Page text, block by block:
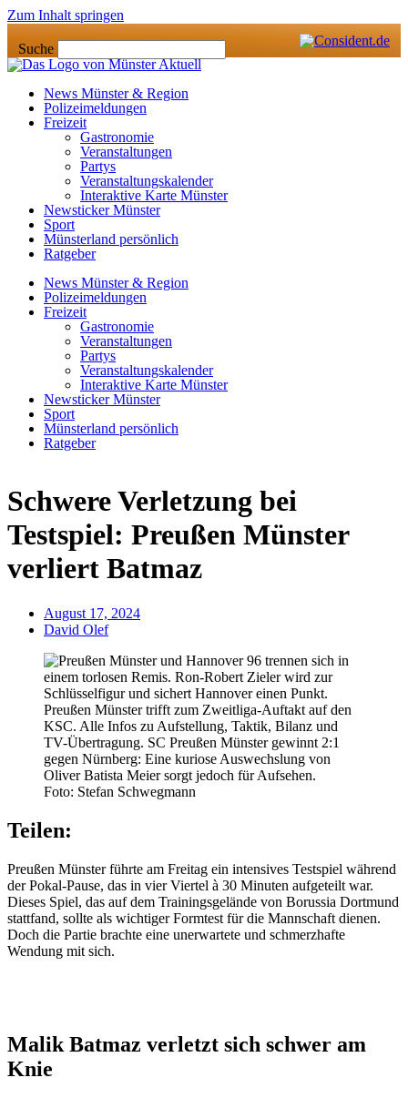
Zum Inhalt springen
Suche
News Münster & Region
Polizeimeldungen
Freizeit
Gastronomie
Veranstaltungen
Partys
Veranstaltungskalender
Interaktive Karte Münster
Newsticker Münster
Sport
Münsterland persönlich
Ratgeber
News Münster & Region
Polizeimeldungen
Freizeit
Gastronomie
Veranstaltungen
Partys
Veranstaltungskalender
Interaktive Karte Münster
Newsticker Münster
Sport
Münsterland persönlich
Ratgeber
Anzeige
Schwere Verletzung bei
Testspiel: Preußen Münster
verliert Batmaz
August 17, 2024
David Olef
Foto: Stefan Schwegmann
Teilen:
Preußen Münster führte am Freitag ein intensives Testspiel während
der Pokal-Pause, das in vier Viertel à 30 Minuten aufgeteilt war.
Dieses Spiel, das auf dem Trainingsgelände von Borussia Dortmund
stattfand, sollte als wichtiger Formtest für die Mannschaft dienen.
Doch die Partie brachte eine unerwartete und schmerzhafte
Wendung mit sich.
Malik Batmaz verletzt sich schwer am
Knie